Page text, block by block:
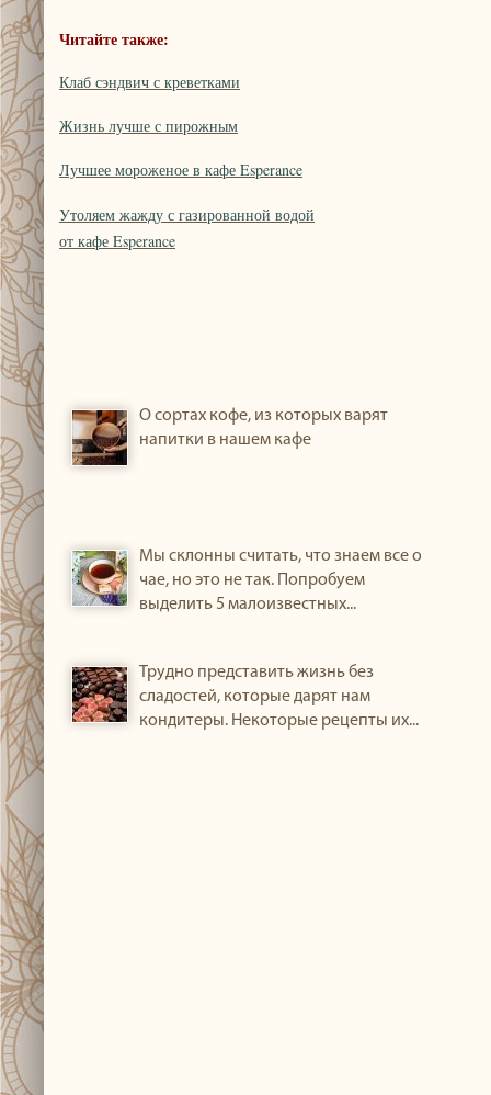
Читайте также:
Клаб сэндвич с креветками
Жизнь лучше с пирожным
Лучшее мороженое в кафе Esperance
Утоляем жажду с газированной водой
от кафе Esperance
О сортах кофе, из которых варят
напитки в нашем кафе
Мы склонны считать, что знаем все о
чае, но это не так. Попробуем
выделить 5 малоизвестных...
Трудно представить жизнь без
сладостей, которые дарят нам
кондитеры. Некоторые рецепты их...